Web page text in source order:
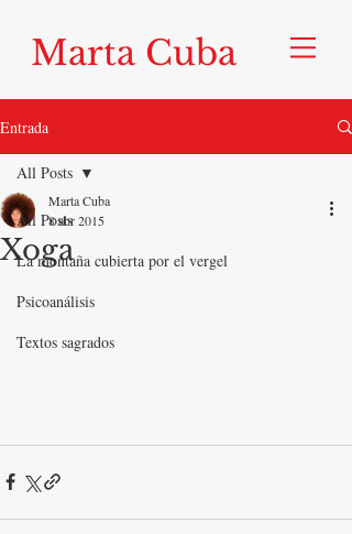
Marta Cuba
Entrada
All Posts
La montaña cubierta por el vergel
Psicoanálisis
Textos sagrados
All Posts
Xoga
Marta Cuba
8 abr 2015